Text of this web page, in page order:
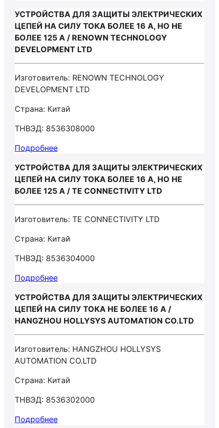
УСТРОЙСТВА ДЛЯ ЗАЩИТЫ ЭЛЕКТРИЧЕСКИХ
ЦЕПЕЙ НА СИЛУ ТОКА БОЛЕЕ 16 А, НО НЕ
БОЛЕЕ 125 А / RENOWN TECHNOLOGY
DEVELOPMENT LTD
Изготовитель: RENOWN TECHNOLOGY
DEVELOPMENT LTD
Страна: Китай
ТНВЭД: 8536308000
Подробнее
УСТРОЙСТВА ДЛЯ ЗАЩИТЫ ЭЛЕКТРИЧЕСКИХ
ЦЕПЕЙ НА СИЛУ ТОКА БОЛЕЕ 16 А, НО НЕ
БОЛЕЕ 125 А / TE CONNECTIVITY LTD
Изготовитель: TE CONNECTIVITY LTD
Страна: Китай
ТНВЭД: 8536304000
Подробнее
УСТРОЙСТВА ДЛЯ ЗАЩИТЫ ЭЛЕКТРИЧЕСКИХ
ЦЕПЕЙ НА СИЛУ ТОКА НЕ БОЛЕЕ 16 А /
HANGZHOU HOLLYSYS AUTOMATION CO.LTD
Изготовитель: HANGZHOU HOLLYSYS
AUTOMATION CO.LTD
Страна: Китай
ТНВЭД: 8536302000
Подробнее